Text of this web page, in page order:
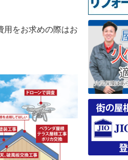
をお求めの際はお